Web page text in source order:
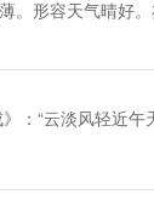
。形容天气晴好。
：“云淡风轻近